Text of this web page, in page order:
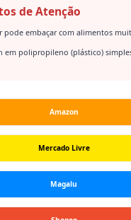
de Atenção
pode embaçar com alimentos
em polipropileno (plástico)
Amazon
Mercado Livre
Magalu